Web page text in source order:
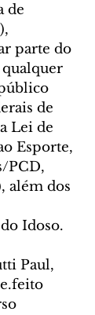
de
parte do
de
Lei de
Esporte,
PCD,
além dos
Idoso.
Paul,